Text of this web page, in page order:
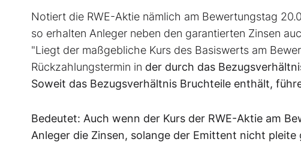
Notiert die RWE-Aktie nämlich am Bewertungstag
so erhalten Anleger neben den garantierten Zinsen
"Liegt der maßgebliche Kurs des Basiswerts am
Rückzahlungstermin in der durch das
Soweit das Bezugsverhältnis Bruchteile enthält,
Bedeutet: Auch wenn der Kurs der RWE-Aktie am
Anleger die Zinsen, solange der Emittent nicht pleite